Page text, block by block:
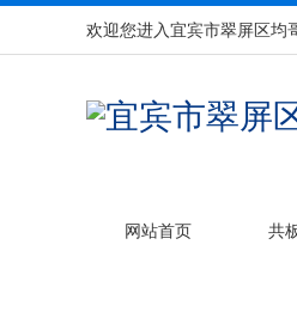
欢迎您进入宜宾市翠屏区均
网站首页 共